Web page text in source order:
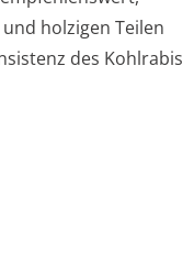
holzigen Teilen
des Kohlrabis